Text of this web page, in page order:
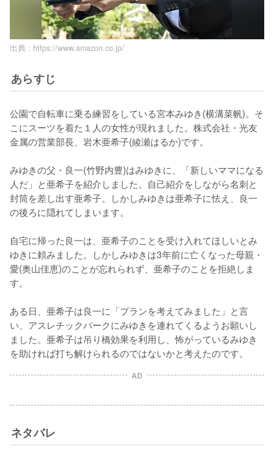
出典 : https://www.amazon.co.jp/
あらすじ
公園で自転車に乗る練習をしている宮本みゆき(横溝菜帆)。そ
こにスーツを着た１人の女性が現れました。株式会社・光友
金属の営業部長、岩木亜希子(綾瀬はるか)です。
みゆきの父・良一(竹野内豊)はみゆきに、「新しいママになる
人だ」と亜希子を紹介しました。自己紹介をしながら名刺と
封筒を差し出す亜希子。しかしみゆきは亜希子に怯え、良一
の後ろに隠れてしまいます。
自宅に帰った良一は、亜希子のことを受け入れてほしいとみ
ゆきに頼みました。しかしみゆきは3年前に亡くなった母親・
愛(奥山佳恵)のことが忘れられず、亜希子のことを拒絶しま
す。
ある日、亜希子は良一に「プランを考えてみました」と言
い、アスレチックパークにみゆきを連れてくるようお願いし
ました。亜希子は吊り橋効果を利用し、怖がっているみゆき
を助ければ打ち解けられるのではないかと考えたのです。
AD
ネタバレ